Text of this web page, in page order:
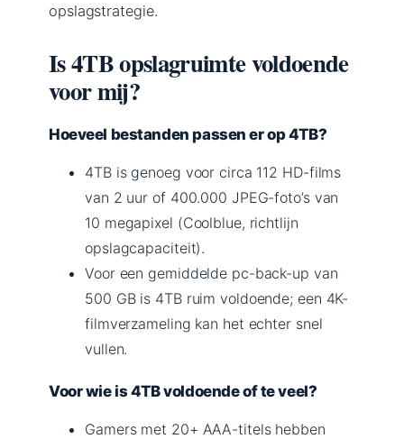
opslagstrategie.
Is 4TB opslagruimte voldoende
voor mij?
Hoeveel bestanden passen er op 4TB?
4TB is genoeg voor circa 112 HD-films
van 2 uur of 400.000 JPEG-foto’s van
10 megapixel (Coolblue, richtlijn
opslagcapaciteit).
Voor een gemiddelde pc-back-up van
500 GB is 4TB ruim voldoende; een 4K-
filmverzameling kan het echter snel
vullen.
Voor wie is 4TB voldoende of te veel?
Gamers met 20+ AAA-titels hebben